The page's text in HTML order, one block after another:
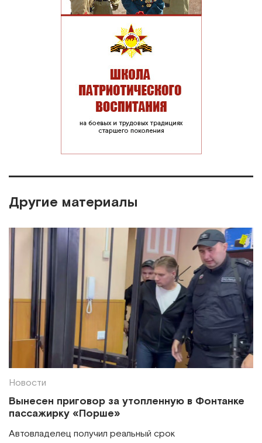
Другие материалы
Новости
Вынесен приговор за утопленную в Фонтанке
пассажирку «Порше»
Автовладелец получил реальный срок